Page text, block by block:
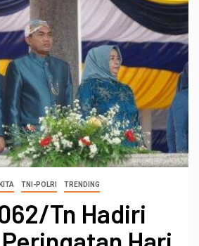
TNI-POLRI TRENDING
Tn Hadiri